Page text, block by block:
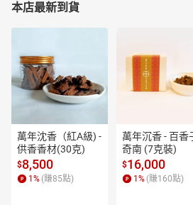
尺寸 14*14*19CM
◆ 因MU Life木生活商品為手工製造，每
別。
◆ 由於每台電腦所顯示的顏色多少有些
會不完全相同。
色或產品因手工製造之差異性原因，而要
謝。）。
本店最新到貨
萬年沈香（紅A級) -
供香香材(30克)
$8,500
1 % (賺85點)
萬年沉香 - 百香
奇南 (7克裝)
$16,000
1 % (賺160點)